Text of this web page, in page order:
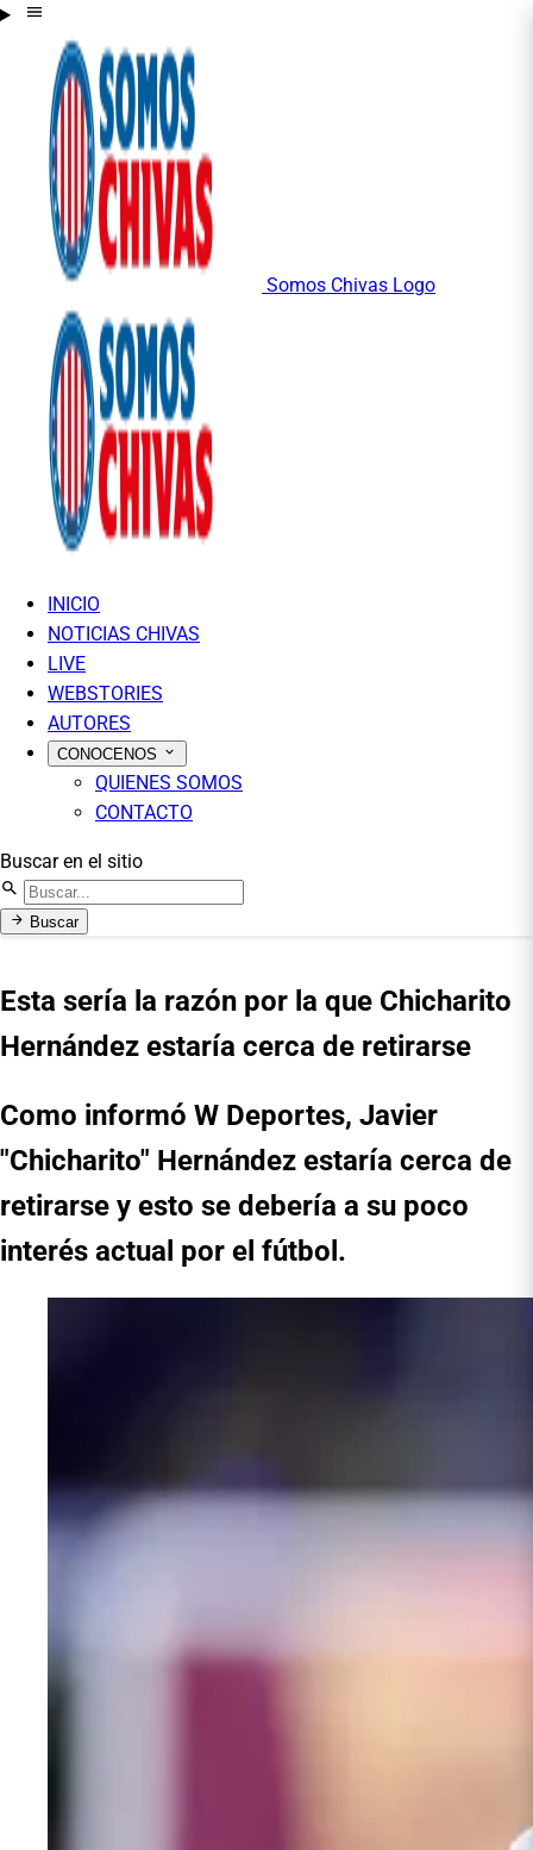
Somos Chivas Logo
INICIO
NOTICIAS CHIVAS
LIVE
WEBSTORIES
AUTORES
CONOCENOS
QUIENES SOMOS
CONTACTO
Buscar en el sitio
Buscar
Esta sería la razón por la que Chicharito
Hernández estaría cerca de retirarse
Como informó W Deportes, Javier
"Chicharito" Hernández estaría cerca de
retirarse y esto se debería a su poco
interés actual por el fútbol.